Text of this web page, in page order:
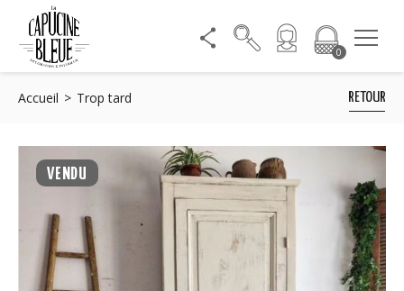
0
RETOUR
Accueil Trop tard
VENDU